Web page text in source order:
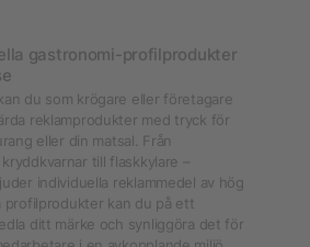
gastronomi-profilprodukter
du som krögare eller företagare
reklamprodukter med tryck för
eller din matsal. Från
till flaskkylare –
individuella reklammedel av hög
profilprodukter kan du på ett
ditt märke och synliggöra det för